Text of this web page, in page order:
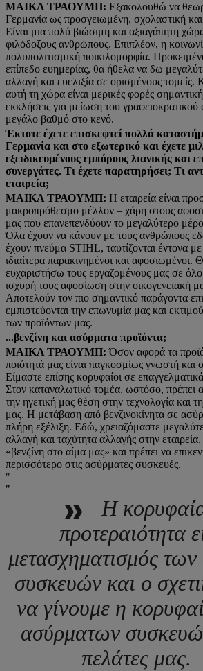
ΜΑΙΚΛ ΤΡΑΟΥΜΠ: Εξακολουθώ να
Γερμανία ως προσγειωμένη, σχολαστική
Είναι μια πολύ βιώσιμη και αξιαγάπητη
φιλόδοξους ανθρώπους. Επιπλέον, η
πολυπολιτισμική ποικιλομορφία.
επίπεδο ευημερίας, θα ήθελα να δω
αλλαγή και ευελιξία σε ορισμένους τομείς.
αυτή τη χώρα είναι μερικές φορές
εκκλήσεις για μείωση του
μεγάλο βαθμό στο κενό.
Έκτοτε έχετε επισκεφτεί πολλά
Γερμανία και στο εξωτερικό και έχετε
εξειδικευμένους εμπόρους λιανικής και
συνεργάτες. Τι έχετε παρατηρήσει; Τι
εταιρεία;
ΜΑΙΚΛ ΤΡΑΟΥΜΠ: Η εταιρεία είναι
μακροπρόθεσμο μέλλον – χάρη στους
μας που επανεπενδύουν το μεγαλύτερο
Όλα έχουν να κάνουν με τους ανθρώπους
έχουν πνεύμα STIHL, ταυτίζονται έντονα με
ιδιαίτερα παρακινημένοι και αφοσιωμένοι.
ευχαριστήσω τους εργαζομένους μας σε
ισχυρή τους αφοσίωση στην οικογενειακή
Αποτελούν τον πιο σημαντικό παράγοντα
εμπιστεύονται την επωνυμία μας και
των προϊόντων μας.
...βενζίνη και ασύρματα προϊόντα;
ΜΑΙΚΛ ΤΡΑΟΥΜΠ:Όσον αφορά τα
ποιότητά μας είναι παγκοσμίως γνωστή και
Είμαστε επίσης κορυφαίοι σε
Στον καταναλωτικό τομέα, ωστόσο, πρέπει
την ηγετική μας θέση στην τεχνολογία και
μας. Η μετάβαση από βενζινοκίνητα σε
πλήρη εξέλιξη. Εδώ, χρειαζόμαστε
αλλαγή και ταχύτητα αλλαγής στην
«βενζίνη στο αίμα μας» και πρέπει να
περισσότερο στις ασύρματες συσκευές.
Η
προτεραιότητα
μετασχηματισμός
συσκευών και ο
να γίνουμε η
ασύρματων
πελάτες μας.